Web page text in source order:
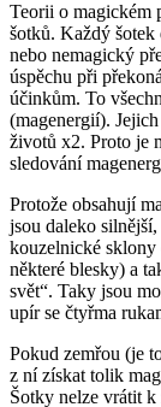
Teorii o magickém
šotků. Každý šotek
nebo nemagický
úspěchu při
účinkům. To
(magenergií).
životů x2. Proto je
sledování
Protože obsahují
jsou daleko
kouzelnické sklony
některé blesky) a
svět“. Taky jsou
upír se čtyřma
Pokud zemřou (je
z ní získat tolik
Šotky nelze vrátit